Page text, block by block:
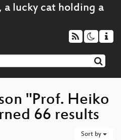
"Prof. Heiko
66 results
Sort by